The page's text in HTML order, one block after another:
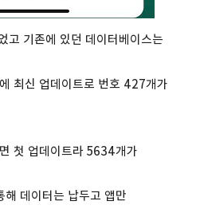
고 기존에 있던 데이터베이스는
최신 업데이트로 번호 427개가
첫 업데이트라 5634개가
해 데이터는 납두고 앱만